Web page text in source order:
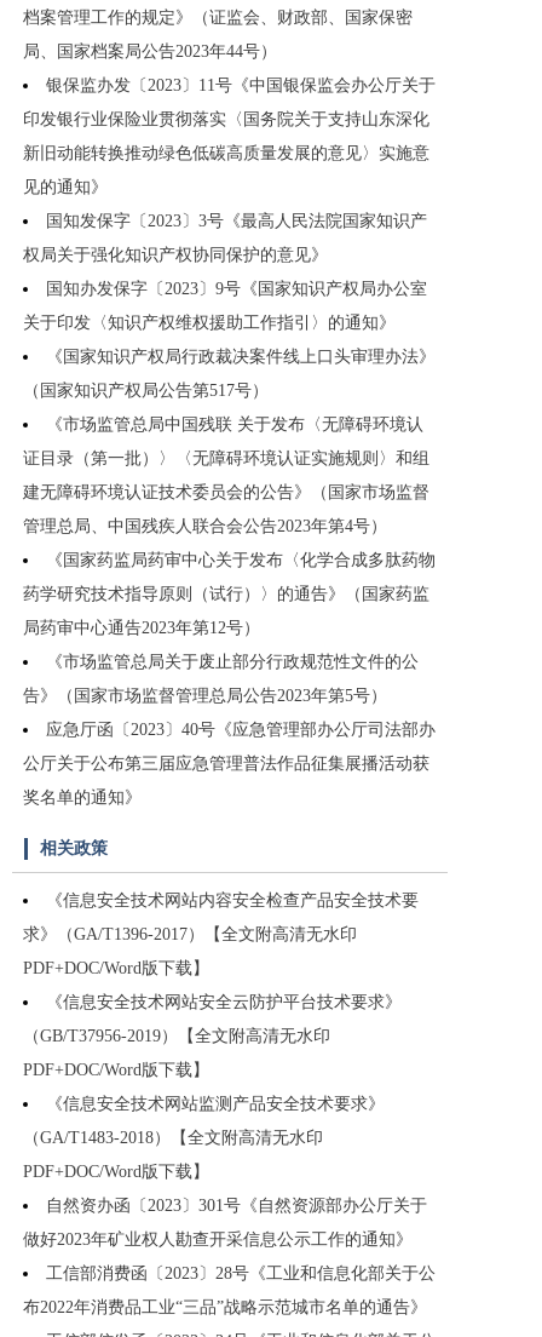
档案管理工作的规定》（证监会、财政部、国家保密
局、国家档案局公告2023年44号）
银保监办发〔2023〕11号《中国银保监会办公厅关于
印发银行业保险业贯彻落实〈国务院关于支持山东深化
新旧动能转换推动绿色低碳高质量发展的意见〉实施意
见的通知》
国知发保字〔2023〕3号《最高人民法院国家知识产
权局关于强化知识产权协同保护的意见》
国知办发保字〔2023〕9号《国家知识产权局办公室
关于印发〈知识产权维权援助工作指引〉的通知》
《国家知识产权局行政裁决案件线上口头审理办法》
（国家知识产权局公告第517号）
《市场监管总局中国残联 关于发布〈无障碍环境认
证目录（第一批）〉〈无障碍环境认证实施规则〉和组
建无障碍环境认证技术委员会的公告》（国家市场监督
管理总局、中国残疾人联合会公告2023年第4号）
《国家药监局药审中心关于发布〈化学合成多肽药物
药学研究技术指导原则（试行）〉的通告》（国家药监
局药审中心通告2023年第12号）
《市场监管总局关于废止部分行政规范性文件的公
告》（国家市场监督管理总局公告2023年第5号）
应急厅函〔2023〕40号《应急管理部办公厅司法部办
公厅关于公布第三届应急管理普法作品征集展播活动获
奖名单的通知》
相关政策
《信息安全技术网站内容安全检查产品安全技术要
求》（GA/T1396-2017）【全文附高清无水印
PDF+DOC/Word版下载】
《信息安全技术网站安全云防护平台技术要求》
（GB/T37956-2019）【全文附高清无水印
PDF+DOC/Word版下载】
《信息安全技术网站监测产品安全技术要求》
（GA/T1483-2018）【全文附高清无水印
PDF+DOC/Word版下载】
自然资办函〔2023〕301号《自然资源部办公厅关于
做好2023年矿业权人勘查开采信息公示工作的通知》
工信部消费函〔2023〕28号《工业和信息化部关于公
布2022年消费品工业“三品”战略示范城市名单的通告》